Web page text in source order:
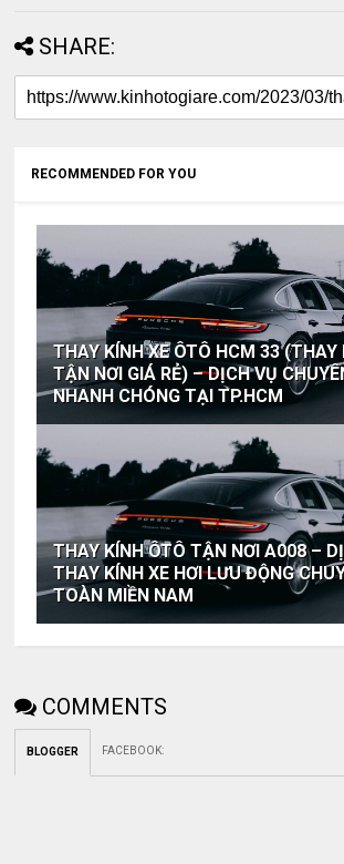
SHARE:
RECOMMENDED FOR YOU
THAY KÍNH XE ÔTÔ HCM 33 (THAY
TẬN NƠI GIÁ RẺ) – DỊCH VỤ
NHANH CHÓNG TẠI TP.HCM
THAY KÍNH ÔTÔ TẬN NƠI A008 –
THAY KÍNH XE HƠI LƯU ĐỘNG
TOÀN MIỀN NAM
COMMENTS
BLOGGER FACEBOOK: